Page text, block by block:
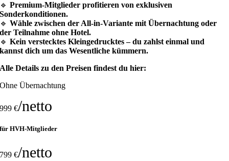
🔹Premium-Mitglieder profitieren von exklusiven
Sonderkonditionen.
🔹Wähle zwischen der All-in-Variante mit Übernachtung oder
der Teilnahme ohne Hotel.
🔹Kein verstecktes Kleingedrucktes – du zahlst einmal und
kannst dich um das Wesentliche kümmern.
Alle Details zu den Preisen findest du hier:
Ohne Übernachtung
999 €/netto
für HVH-Mitglieder
799 €/netto